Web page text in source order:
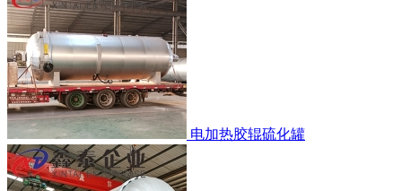
电加热胶辊硫化罐